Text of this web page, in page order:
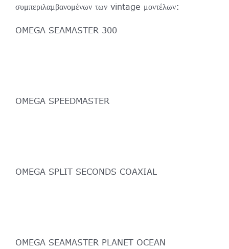
συμπεριλαμβανομένων των vintage μοντέλων:
OMEGA SEAMASTER 300
OMEGA SPEEDMASTER
OMEGA SPLIT SECONDS COAXIAL
OMEGA SEAMASTER PLANET OCEAN